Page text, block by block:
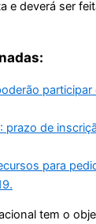
e deverá ser
prazo de
para
tem o